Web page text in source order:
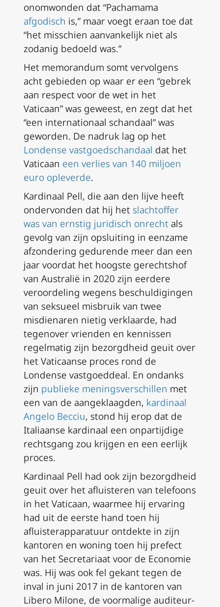
onomwonden dat “Pachamama
afgodisch is,” maar voegt eraan toe dat
“het misschien aanvankelijk niet als
zodanig bedoeld was.”
Het memorandum somt vervolgens
acht gebieden op waar er een “gebrek
aan respect voor de wet in het
Vaticaan” was geweest, en zegt dat het
“een internationaal schandaal” was
geworden. De nadruk lag op het
Londense vastgoedschandaal dat het
Vaticaan een verlies van 140 miljoen
euro opleverde.
Kardinaal Pell, die aan den lijve heeft
ondervonden dat hij het slachtoffer
was van ernstig juridisch onrecht als
gevolg van zijn opsluiting in eenzame
afzondering gedurende meer dan een
jaar voordat het hoogste gerechtshof
van Australië in 2020 zijn eerdere
veroordeling wegens beschuldigingen
van seksueel misbruik van twee
misdienaren nietig verklaarde, had
tegenover vrienden en kennissen
regelmatig zijn bezorgdheid geuit over
het Vaticaanse proces rond de
Londense vastgoeddeal. En ondanks
zijn publieke meningsverschillen met
een van de aangeklaagden, kardinaal
Angelo Becciu, stond hij erop dat de
Italiaanse kardinaal een onpartijdige
rechtsgang zou krijgen en een eerlijk
proces.
Kardinaal Pell had ook zijn bezorgdheid
geuit over het afluisteren van telefoons
in het Vaticaan, waarmee hij ervaring
had uit de eerste hand toen hij
afluisterapparatuur ontdekte in zijn
kantoren en woning toen hij prefect
van het Secretariaat voor de Economie
was. Hij was ook fel gekant tegen de
inval in juni 2017 in de kantoren van
Libero Milone, de voormalige auditeur-